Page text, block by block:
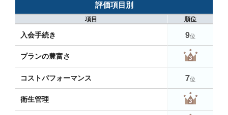
評価項目別
項目 順位
入会手続き 9位
プランの豊富さ
コストパフォーマンス 7位
衛生管理